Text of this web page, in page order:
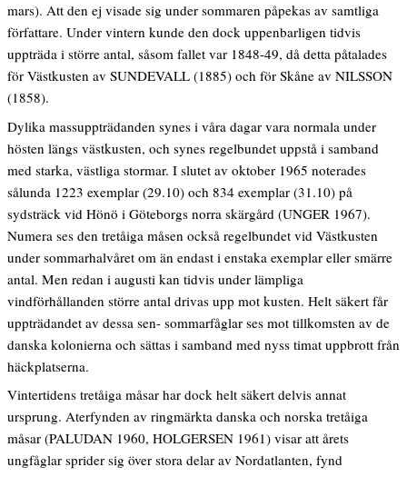
mars). Att den ej visade sig under sommaren påpekas av samtliga
författare. Under vintern kunde den dock uppenbarligen tidvis
uppträda i större antal, såsom fallet var 1848-49, då detta påtalades
för Västkusten av SUNDEVALL (1885) och för Skåne av NILSSON
(1858).
Dylika massuppträdanden synes i våra dagar vara normala under
hösten längs västkusten, och synes regelbundet uppstå i samband
med starka, västliga stormar. I slutet av oktober 1965 noterades
sålunda 1223 exemplar (29.10) och 834 exemplar (31.10) på
sydsträck vid Hönö i Göteborgs norra skärgård (UNGER 1967).
Numera ses den tretåiga måsen också regelbundet vid Västkusten
under sommarhalvåret om än endast i enstaka exemplar eller smärre
antal. Men redan i augusti kan tidvis under lämpliga
vindförhållanden större antal drivas upp mot kusten. Helt säkert får
uppträdandet av dessa sen- sommarfåglar ses mot tillkomsten av de
danska kolonierna och sättas i samband med nyss timat uppbrott från
häckplatserna.
Vintertidens tretåiga måsar har dock helt säkert delvis annat
ursprung. Aterfynden av ringmärkta danska och norska tretåiga
måsar (PALUDAN 1960, HOLGERSEN 1961) visar att årets
ungfåglar sprider sig över stora delar av Nordatlanten, fynd